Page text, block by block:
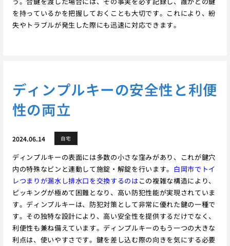
を持っているかを把握しておくことも大切です。これにより、紛
失やトラブルが発生した際にも迅速に対応できます。
ディンプルキーの安全性と利便
性の両立
2024.06.14 自宅
ディンプルキーの表面には多数の小さな窪みがあり、これが鍵穴
内の特殊なピンと連動して施錠・解錠を行います。 白岡市でトイ
レつまりが漏水し排水口を交換するのはこの複雑な構造により、
ピッキングが極めて困難となり、高い防犯性能が実現されていま
す。ディンプルキーは、防犯対策として非常に優れた鍵の一種で
す。その独特な設計により、高い安全性を提供するだけでなく、
利便性も兼ね備えています。ディンプルキーのもう一つの大きな
利点は、使いやすさです。鍵を差し込む際の向きを気にする必要